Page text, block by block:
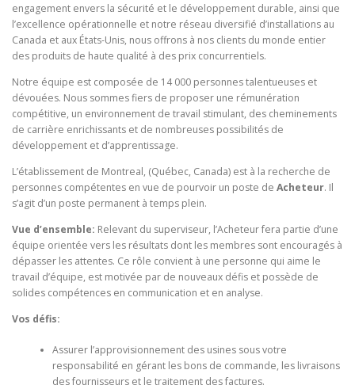
engagement envers la sécurité et le développement durable, ainsi que
l’excellence opérationnelle et notre réseau diversifié d’installations au
Canada et aux États-Unis, nous offrons à nos clients du monde entier
des produits de haute qualité à des prix concurrentiels.
Notre équipe est composée de 14 000 personnes talentueuses et
dévouées. Nous sommes fiers de proposer une rémunération
compétitive, un environnement de travail stimulant, des cheminements
de carrière enrichissants et de nombreuses possibilités de
développement et d’apprentissage.
L’établissement de Montreal, (Québec, Canada) est à la recherche de
personnes compétentes en vue de pourvoir un poste de Acheteur. Il
s’agit d’un poste permanent à temps plein.
Vue d’ensemble: Relevant du superviseur, l’Acheteur fera partie d’une
équipe orientée vers les résultats dont les membres sont encouragés à
dépasser les attentes. Ce rôle convient à une personne qui aime le
travail d’équipe, est motivée par de nouveaux défis et possède de
solides compétences en communication et en analyse.
Vos défis:
Assurer l’approvisionnement des usines sous votre
responsabilité en gérant les bons de commande, les livraisons
des fournisseurs et le traitement des factures.